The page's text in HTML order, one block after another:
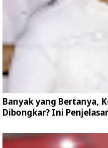
Banyak yang Bertanya,
Dibongkar? Ini